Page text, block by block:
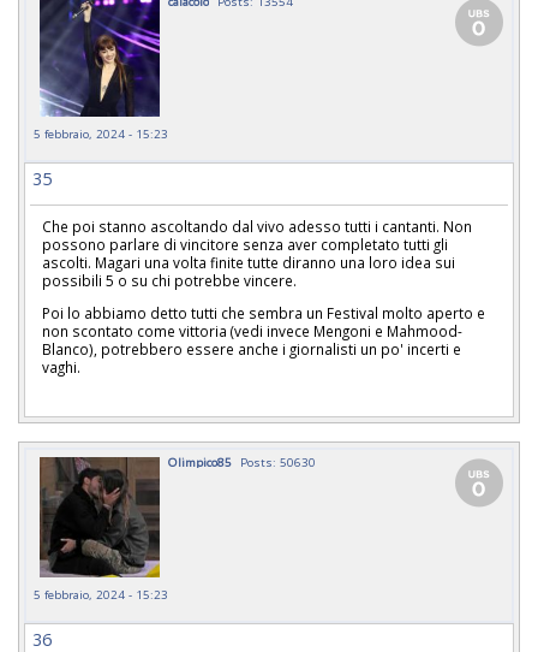
5 febbraio, 2024 - 15:23
35
Che poi stanno ascoltando dal vivo adesso tutti i cantanti. Non
possono parlare di vincitore senza aver completato tutti gli
ascolti. Magari una volta finite tutte diranno una loro idea sui
possibili 5 o su chi potrebbe vincere.
Poi lo abbiamo detto tutti che sembra un Festival molto aperto e
non scontato come vittoria (vedi invece Mengoni e Mahmood-
Blanco), potrebbero essere anche i giornalisti un po' incerti e
vaghi.
Olimpico85 Posts: 50630
5 febbraio, 2024 - 15:23
36